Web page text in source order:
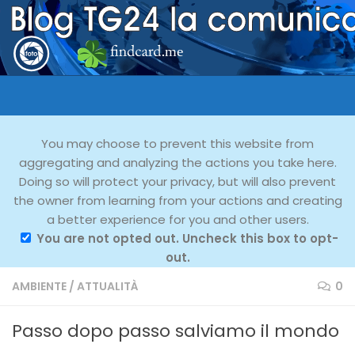
You may choose to prevent this website from
aggregating and analyzing the actions you take here.
Doing so will protect your privacy, but will also prevent
the owner from learning from your actions and creating
a better experience for you and other users.
You are not opted out. Uncheck this box to opt-
out.
AMBIENTE / ATTUALITÀ 0
Passo dopo passo salviamo il mondo